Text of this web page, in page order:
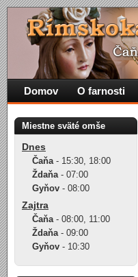
Domov O farnosti
Miestne sväté omše
Dnes
Čaňa- 15:30, 18:00
Ždaňa- 07:00
Gyňov - 08:00
Zajtra
Čaňa- 08:00, 11:00
Ždaňa- 09:00
Gyňov - 10:30